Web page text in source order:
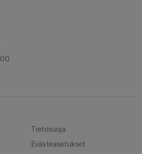
Tietosuoja
Evästeasetukset